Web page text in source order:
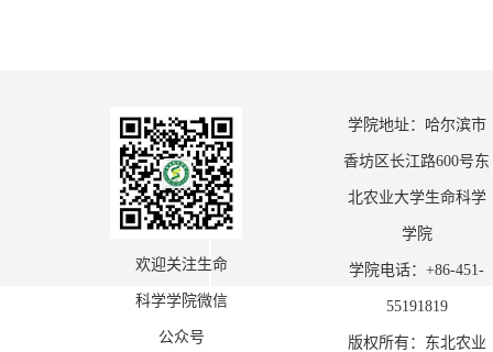
欢迎关注生命
科学学院微信
公众号
学院地址：哈尔滨市
香坊区长江路600号东
北农业大学生命科学
学院
学院电话：+86-451-
55191819
版权所有：东北农业